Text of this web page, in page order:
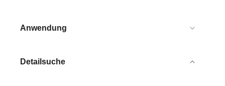
Anwendung
Detailsuche